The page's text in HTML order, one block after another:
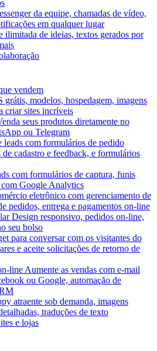
da equipe, chamadas de vídeo,
em qualquer lugar
ilimitada de ideias, textos gerados por
vendem
grátis, modelos, hospedagem, imagens
criar sites incríveis
seus produtos diretamente no
ou Telegram
leads com formulários de pedido
cadastro e feedback, e formulários
com formulários de captura, funis
com Google Analytics
eletrônico com gerenciamento de
pedidos, entrega e pagamentos on-line
Design responsivo, pedidos on-line,
seu bolso
para conversar com os visitantes do
e aceite solicitações de retorno de
line Aumente as vendas com e-mail
ou Google, automação de
atraente sob demanda, imagens
traduções de texto
e lojas